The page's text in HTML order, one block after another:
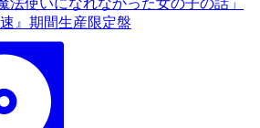
法使いになれなかった女の子の話」
』期間生産限定盤